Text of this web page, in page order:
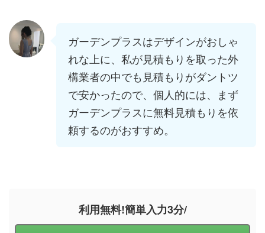
ガーデンプラスはデザインがおしゃ
れな上に、私が見積もりを取った外
構業者の中でも見積もりがダントツ
で安かったので、個人的には、まず
ガーデンプラスに無料見積もりを依
頼するのがおすすめ。
利用無料!簡単入力3分/